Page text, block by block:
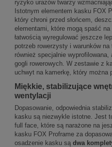
ryzyko urazów twarzy
Istotnym elementem kasku FOX
który chroni przed słońcem,
elementami, które mogą spaść
łatwością wyregulować jeszcze
potrzeb rowerzysty i warunków
również specjalnie
gogli rowerowych. W zestawie z
uchwyt na kamerkę, który można
Miękkie, stabilizujące
wentylacji
Dopasowanie, odpowiednia
kasku są niezwykle istotne. Jest
full face, które są narażone na
kasku FOX Proframe za
osadzenie kasku są dwa